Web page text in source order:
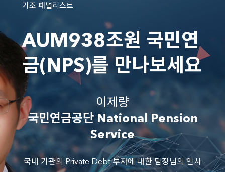
Mirae Asset Global Investments
Northleaf Capital Partners
Nuveen
기조 패널리스트
AUM938조원 국민연
금(NPS)를 만나보세요
이제량
국민연금공단 National Pension
Service
국내 기관의 Private Debt 투자에 대한 팀장님의 인사